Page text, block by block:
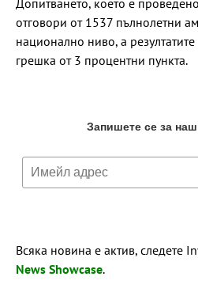
отговори от 1537 пълнолетни
национално ниво, а резултатите
грешка от 3 процентни пункта.
Всяка новина е актив, следете
News Showcase.